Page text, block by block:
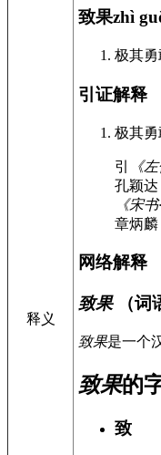
释义
致果zhì
极其勇
引证解释
极其勇
引 《
孔颖
《宋
章炳麟
网络解释
致果（词
致果是一个
致果的
致